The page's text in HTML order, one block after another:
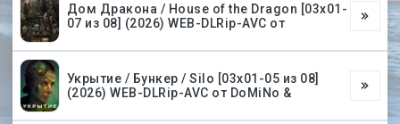
Дом Дракона / House of the Dragon [03х01-
07 из 08] (2026) WEB-DLRip-AVC от
Укрытие / Бункер / Silo [03х01-05 из 08]
(2026) WEB-DLRip-AVC от DoMiNo &